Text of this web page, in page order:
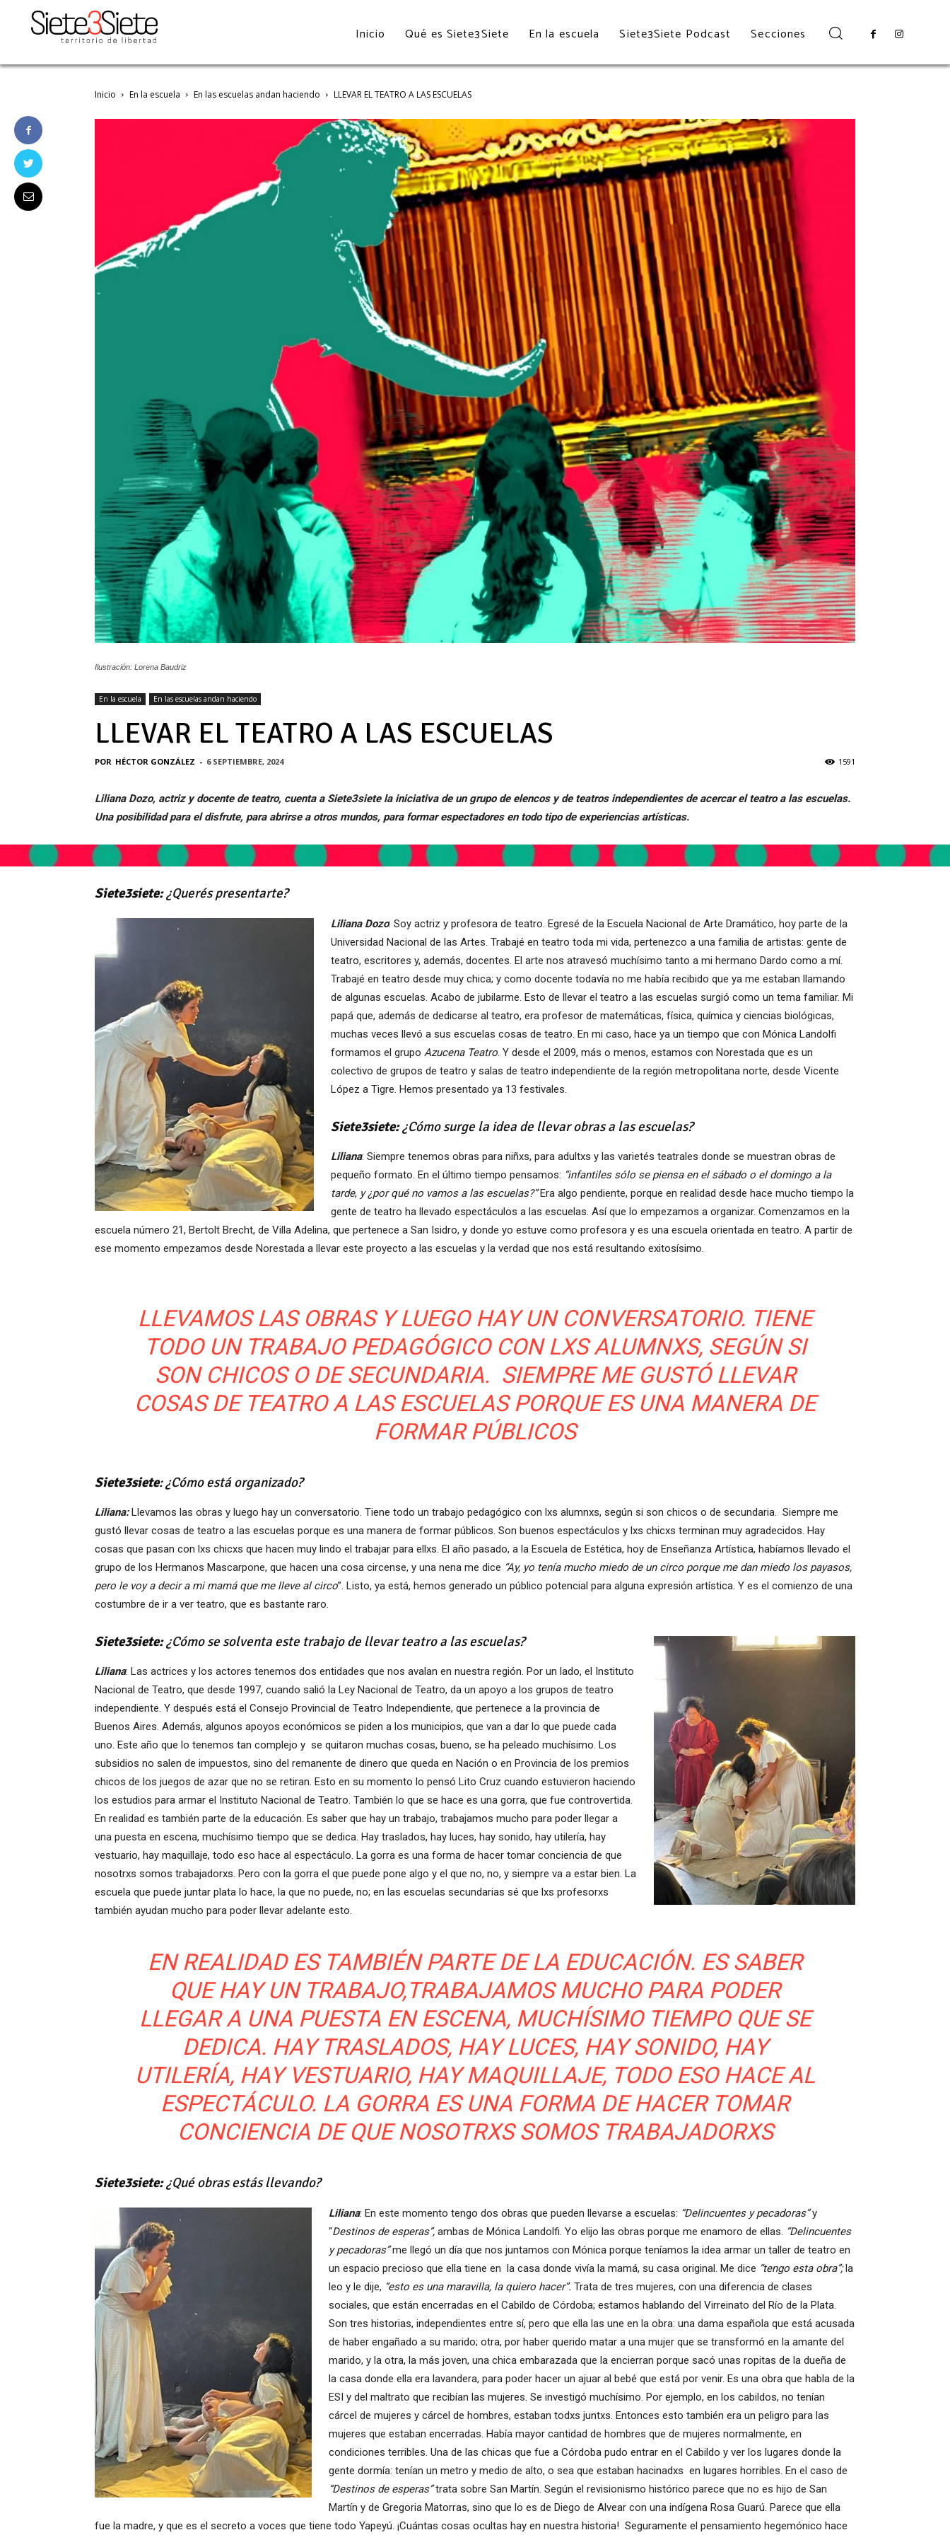
Inicio Qué es Siete3Siete En la escuela Siete3Siete Podcast Secciones
Inicio En la escuela En las escuelas andan haciendo LLEVAR EL TEATRO A LAS ESCUELAS
Ilustración: Lorena Baudriz
En la escuela En las escuelas andan haciendo
LLEVAR EL TEATRO A LAS ESCUELAS
POR HÉCTOR GONZÁLEZ - 6 SEPTIEMBRE, 2024 1591
Liliana Dozo, actriz y docente de teatro, cuenta a Siete3siete la iniciativa de un grupo de elencos y de teatros independientes de acercar el teatro a las escuelas.
Una posibilidad para el disfrute, para abrirse a otros mundos, para formar espectadores en todo tipo de experiencias artísticas.
Siete3siete:¿Querés presentarte?
Liliana Dozo: Soy actriz y profesora de teatro. Egresé de la Escuela Nacional de Arte Dramático, hoy parte de la
Universidad Nacional de las Artes. Trabajé en teatro toda mi vida, pertenezco a una familia de artistas: gente de
teatro, escritores y, además, docentes. El arte nos atravesó muchísimo tanto a mi hermano Dardo como a mí.
Trabajé en teatro desde muy chica; y como docente todavía no me había recibido que ya me estaban llamando
de algunas escuelas. Acabo de jubilarme. Esto de llevar el teatro a las escuelas surgió como un tema familiar. Mi
papá que, además de dedicarse al teatro, era profesor de matemáticas, física, química y ciencias biológicas,
muchas veces llevó a sus escuelas cosas de teatro. En mi caso, hace ya un tiempo que con Mónica Landolfi
formamos el grupoAzucena Teatro. Y desde el 2009, más o menos, estamos con Norestada que es un
colectivo de grupos de teatro y salas de teatro independiente de la región metropolitana norte, desde Vicente
López a Tigre. Hemos presentado ya 13 festivales.
Siete3siete:¿Cómo surge la idea de llevar obras a las escuelas?
Liliana: Siempre tenemos obras para niñxs, para adultxs y las varietés teatrales donde se muestran obras de
pequeño formato. En el último tiempo pensamos: “infantiles sólo se piensa en el sábado o el domingo a la
tarde, y ¿por qué no vamos a las escuelas?”Era algo pendiente, porque en realidad desde hace mucho tiempo la
gente de teatro ha llevado espectáculos a las escuelas. Así que lo empezamos a organizar. Comenzamos en la
escuela número 21, Bertolt Brecht, de Villa Adelina, que pertenece a San Isidro, y donde yo estuve como profesora y es una escuela orientada en teatro. A partir de
ese momento empezamos desde Norestada a llevar este proyecto a las escuelas y la verdad que nos está resultando exitosísimo.
LLEVAMOS LAS OBRAS Y LUEGO HAY UN CONVERSATORIO. TIENE
TODO UN TRABAJO PEDAGÓGICO CON LXS ALUMNXS, SEGÚN SI
SON CHICOS O DE SECUNDARIA. SIEMPRE ME GUSTÓ LLEVAR
COSAS DE TEATRO A LAS ESCUELAS PORQUE ES UNA MANERA DE
FORMAR PÚBLICOS
Siete3siete: ¿Cómo está organizado?
Liliana:Llevamos las obras y luego hay un conversatorio. Tiene todo un trabajo pedagógico con lxs alumnxs, según si son chicos o de secundaria. Siempre me
gustó llevar cosas de teatro a las escuelas porque es una manera de formar públicos. Son buenos espectáculos y lxs chicxs terminan muy agradecidos. Hay
cosas que pasan con lxs chicxs que hacen muy lindo el trabajar para ellxs. El año pasado, a la Escuela de Estética, hoy de Enseñanza Artística, habíamos llevado el
grupo de los Hermanos Mascarpone, que hacen una cosa circense, y una nena me dice “Ay, yo tenía mucho miedo de un circo porque me dan miedo los payasos,
pero le voy a decir a mi mamá que me lleve al circo”. Listo, ya está, hemos generado un público potencial para alguna expresión artística. Y es el comienzo de una
costumbre de ir a ver teatro, que es bastante raro.
Siete3siete:¿Cómo se solventa este trabajo de llevar teatro a las escuelas?
Liliana: Las actrices y los actores tenemos dos entidades que nos avalan en nuestra región. Por un lado, el Instituto
Nacional de Teatro, que desde 1997, cuando salió la Ley Nacional de Teatro, da un apoyo a los grupos de teatro
independiente. Y después está el Consejo Provincial de Teatro Independiente, que pertenece a la provincia de
Buenos Aires. Además, algunos apoyos económicos se piden a los municipios, que van a dar lo que puede cada
uno. Este año que lo tenemos tan complejo y se quitaron muchas cosas, bueno, se ha peleado muchísimo. Los
subsidios no salen de impuestos, sino del remanente de dinero que queda en Nación o en Provincia de los premios
chicos de los juegos de azar que no se retiran. Esto en su momento lo pensó Lito Cruz cuando estuvieron haciendo
los estudios para armar el Instituto Nacional de Teatro. También lo que se hace es una gorra, que fue controvertida.
En realidad es también parte de la educación. Es saber que hay un trabajo, trabajamos mucho para poder llegar a
una puesta en escena, muchísimo tiempo que se dedica. Hay traslados, hay luces, hay sonido, hay utilería, hay
vestuario, hay maquillaje, todo eso hace al espectáculo. La gorra es una forma de hacer tomar conciencia de que
nosotrxs somos trabajadorxs. Pero con la gorra el que puede pone algo y el que no, no, y siempre va a estar bien. La
escuela que puede juntar plata lo hace, la que no puede, no; en las escuelas secundarias sé que lxs profesorxs
también ayudan mucho para poder llevar adelante esto.
EN REALIDAD ES TAMBIÉN PARTE DE LA EDUCACIÓN. ES SABER
QUE HAY UN TRABAJO,TRABAJAMOS MUCHO PARA PODER
LLEGAR A UNA PUESTA EN ESCENA, MUCHÍSIMO TIEMPO QUE SE
DEDICA. HAY TRASLADOS, HAY LUCES, HAY SONIDO, HAY
UTILERÍA, HAY VESTUARIO, HAY MAQUILLAJE, TODO ESO HACE AL
ESPECTÁCULO. LA GORRA ES UNA FORMA DE HACER TOMAR
CONCIENCIA DE QUE NOSOTRXS SOMOS TRABAJADORXS
Siete3siete:¿Qué obras estás llevando?
Liliana: En este momento tengo dos obras que pueden llevarse a escuelas: “Delincuentes y pecadoras”y
“Destinos de esperas”, ambas de Mónica Landolfi. Yo elijo las obras porque me enamoro de ellas. “Delincuentes
y pecadoras”me llegó un día que nos juntamos con Mónica porque teníamos la idea armar un taller de teatro en
un espacio precioso que ella tiene en la casa donde vivía la mamá, su casa original. Me dice “tengo esta obra”;la
leo y le dije, “esto es una maravilla, la quiero hacer”.Trata de tres mujeres, con una diferencia de clases
sociales, que están encerradas en el Cabildo de Córdoba; estamos hablando del Virreinato del Río de la Plata.
Son tres historias, independientes entre sí, pero que ella las une en la obra: una dama española que está acusada
de haber engañado a su marido; otra, por haber querido matar a una mujer que se transformó en la amante del
marido, y la otra, la más joven, una chica embarazada que la encierran porque sacó unas ropitas de la dueña de
la casa donde ella era lavandera, para poder hacer un ajuar al bebé que está por venir. Es una obra que habla de la
ESI y del maltrato que recibían las mujeres. Se investigó muchísimo. Por ejemplo, en los cabildos, no tenían
cárcel de mujeres y cárcel de hombres, estaban todxs juntxs. Entonces esto también era un peligro para las
mujeres que estaban encerradas. Había mayor cantidad de hombres que de mujeres normalmente, en
condiciones terribles. Una de las chicas que fue a Córdoba pudo entrar en el Cabildo y ver los lugares donde la
gente dormía: tenían un metro y medio de alto, o sea que estaban hacinadxs en lugares horribles. En el caso de
“Destinos de esperas”trata sobre San Martín. Según el revisionismo histórico parece que no es hijo de San
Martín y de Gregoria Matorras, sino que lo es de Diego de Alvear con una indígena Rosa Guarú. Parece que ella
fue la madre, y que es el secreto a voces que tiene todo Yapeyú. ¡Cuántas cosas ocultas hay en nuestra historia! Seguramente el pensamiento hegemónico hace